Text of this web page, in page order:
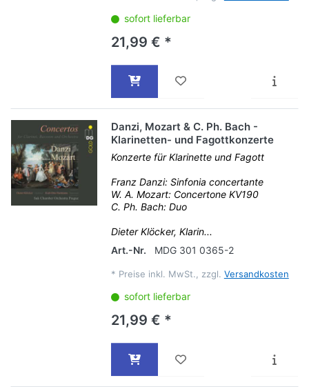
sofort lieferbar
21,99 € *
Danzi, Mozart & C. Ph. Bach -
Klarinetten- und Fagottkonzerte
Konzerte für Klarinette und Fagott
Franz Danzi: Sinfonia concertante
W. A. Mozart: Concertone KV190
C. Ph. Bach: Duo
Dieter Klöcker, Klarin...
Art.-Nr.
MDG 301 0365-2
* Preise inkl. MwSt., zzgl. Versandkosten
sofort lieferbar
21,99 € *